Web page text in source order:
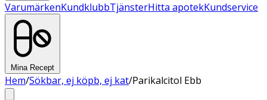
VarumärkenKundklubbTjänsterHitta apotekKundservice
Mina Recept
Hem/Sökbar, ej köpb, ej kat/Parikalcitol Ebb